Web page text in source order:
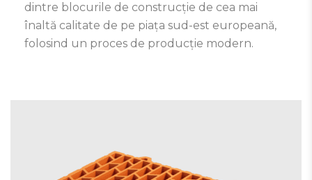
dintre blocurile de construcție de cea mai
înaltă calitate de pe piața sud-est europeană,
folosind un proces de producție modern.